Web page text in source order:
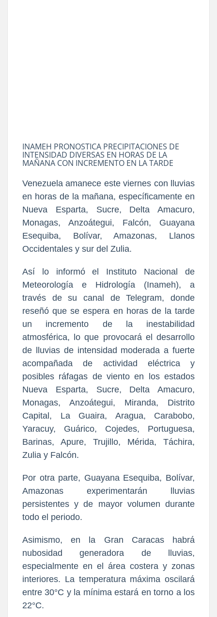
INAMEH PRONOSTICA PRECIPITACIONES DE
INTENSIDAD DIVERSAS EN HORAS DE LA
MAÑANA CON INCREMENTO EN LA TARDE
Venezuela amanece este viernes con lluvias
en horas de la mañana, específicamente en
Nueva Esparta, Sucre, Delta Amacuro,
Monagas, Anzoátegui, Falcón, Guayana
Esequiba, Bolívar, Amazonas, Llanos
Occidentales y sur del Zulia.
Así lo informó el Instituto Nacional de
Meteorología e Hidrología (Inameh), a
través de su canal de Telegram, donde
reseñó que se espera en horas de la tarde
un incremento de la inestabilidad
atmosférica, lo que provocará el desarrollo
de lluvias de intensidad moderada a fuerte
acompañada de actividad eléctrica y
posibles ráfagas de viento en los estados
Nueva Esparta, Sucre, Delta Amacuro,
Monagas, Anzoátegui, Miranda, Distrito
Capital, La Guaira, Aragua, Carabobo,
Yaracuy, Guárico, Cojedes, Portuguesa,
Barinas, Apure, Trujillo, Mérida, Táchira,
Zulia y Falcón.
Por otra parte, Guayana Esequiba, Bolívar,
Amazonas experimentarán lluvias
persistentes y de mayor volumen durante
todo el periodo.
Asimismo, en la Gran Caracas habrá
nubosidad generadora de lluvias,
especialmente en el área costera y zonas
interiores. La temperatura máxima oscilará
entre 30°C y la mínima estará en torno a los
22°C.